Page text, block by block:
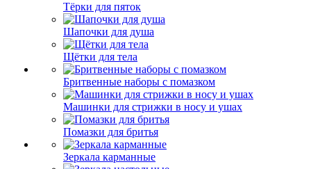
Тёрки для пяток
Шапочки для душа
Щётки для тела
Бритвенные наборы с помазком
Машинки для стрижки в носу и ушах
Помазки для бритья
Зеркала карманные